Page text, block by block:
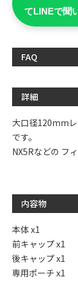
9/28 9/29
10/5 10/6
10/12
◎
10/13
◎
◎ ◎
てLINEで聞
FAQ
詳細
大口径120mm
です。
NX5Rなどの フ
内容物
本体 x1
前キャップ x1
後キャップ x1
専用ポーチ x1